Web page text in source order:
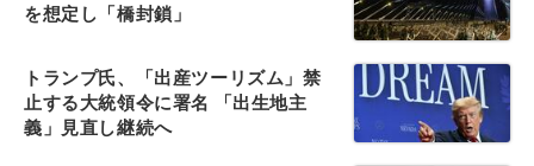
を想定し「橋封鎖」
トランプ氏、「出産ツーリズム」禁
止する大統領令に署名 「出生地主
義」見直し継続へ